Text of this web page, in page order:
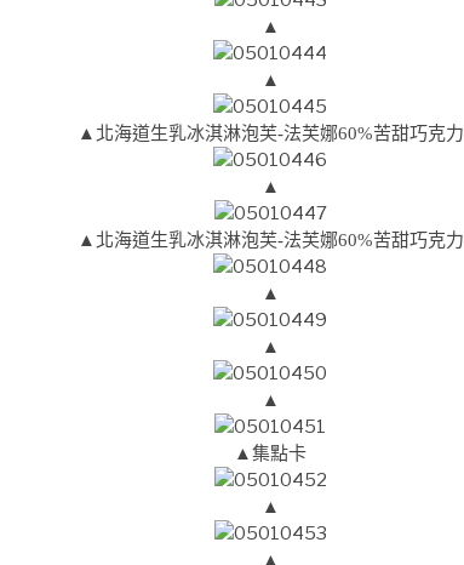
▲
▲
▲北海道生乳冰淇淋泡芙-法芙娜60%苦甜巧克力
▲
▲北海道生乳冰淇淋泡芙-法芙娜60%苦甜巧克力
▲
▲
▲
▲集點卡
▲
▲